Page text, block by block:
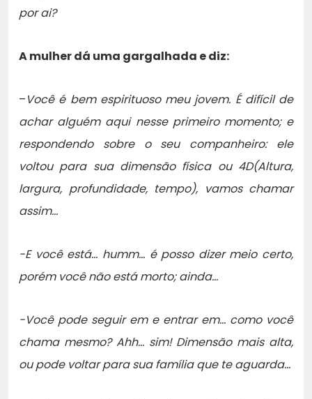
por ai?
A mulher dá uma gargalhada e diz:
–Você é bem espirituoso meu jovem. É difícil de
achar alguém aqui nesse primeiro momento; e
respondendo sobre o seu companheiro: ele
voltou para sua dimensão física ou 4D(Altura,
largura, profundidade, tempo), vamos chamar
assim…
-E você está… humm… é posso dizer meio certo,
porém você não está morto; ainda…
-Você pode seguir em e entrar em… como você
chama mesmo? Ahh… sim! Dimensão mais alta,
ou pode voltar para sua família que te aguarda…